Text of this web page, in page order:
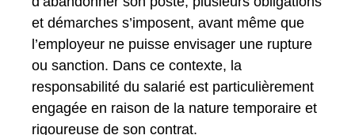
et démarches s’imposent, avant même que
l’employeur ne puisse envisager une rupture
ou sanction. Dans ce contexte, la
responsabilité du salarié est particulièrement
engagée en raison de la nature temporaire et
rigoureuse de son contrat.